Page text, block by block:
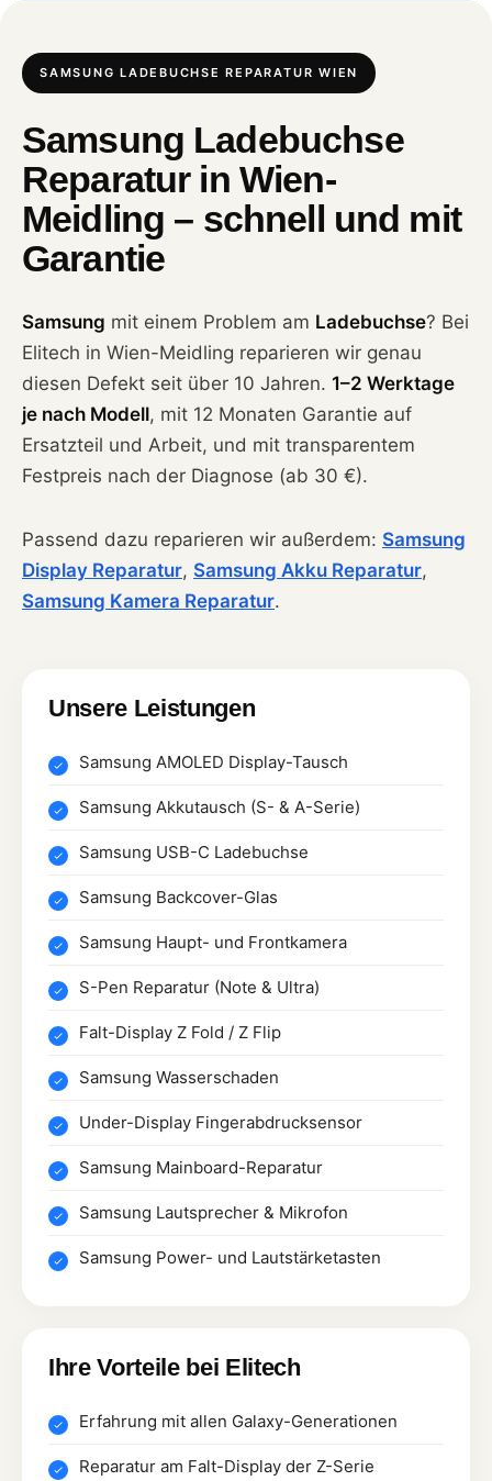
SAMSUNG LADEBUCHSE REPARATUR WIEN
Samsung Ladebuchse
Reparatur in Wien-
Meidling – schnell und mit
Garantie
Samsung mit einem Problem am Ladebuchse? Bei
Elitech in Wien-Meidling reparieren wir genau
diesen Defekt seit über 10 Jahren. 1–2 Werktage
je nach Modell, mit 12 Monaten Garantie auf
Ersatzteil und Arbeit, und mit transparentem
Festpreis nach der Diagnose (ab 30 €).
Passend dazu reparieren wir außerdem: Samsung
Display Reparatur, Samsung Akku Reparatur,
Samsung Kamera Reparatur.
Unsere Leistungen
Samsung AMOLED Display-Tausch
Samsung Akkutausch (S- & A-Serie)
Samsung USB-C Ladebuchse
Samsung Backcover-Glas
Samsung Haupt- und Frontkamera
S-Pen Reparatur (Note & Ultra)
Falt-Display Z Fold / Z Flip
Samsung Wasserschaden
Under-Display Fingerabdrucksensor
Samsung Mainboard-Reparatur
Samsung Lautsprecher & Mikrofon
Samsung Power- und Lautstärketasten
Ihre Vorteile bei Elitech
Erfahrung mit allen Galaxy-Generationen
Reparatur am Falt-Display der Z-Serie